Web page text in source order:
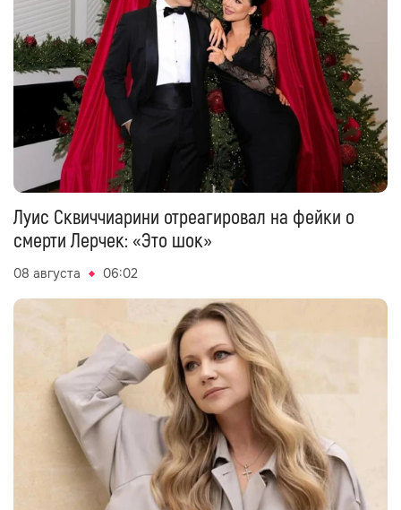
Луис Сквиччиарини отреагировал на фейки о
смерти Лерчек: «Это шок»
08 августа 06:02